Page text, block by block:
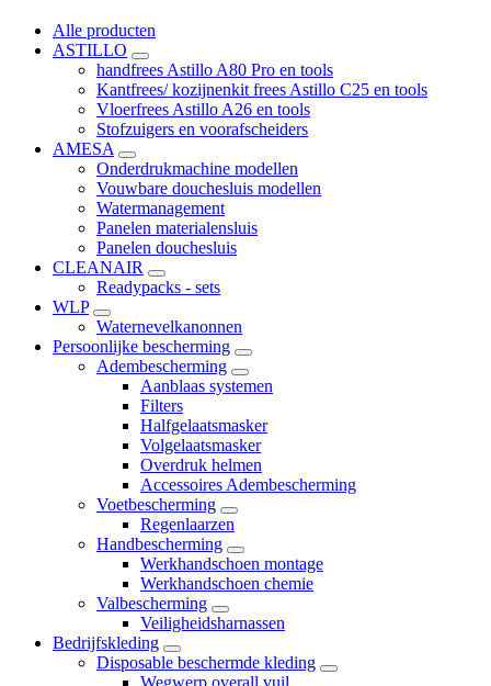
Alle producten
ASTILLO
handfrees Astillo A80 Pro en tools
Kantfrees/ kozijnenkit frees Astillo C25 en tools
Vloerfrees Astillo A26 en tools
Stofzuigers en voorafscheiders
AMESA
Onderdrukmachine modellen
Vouwbare douchesluis modellen
Watermanagement
Panelen materialensluis
Panelen douchesluis
CLEANAIR
Readypacks - sets
WLP
Waternevelkanonnen
Persoonlijke bescherming
Adembescherming
Aanblaas systemen
Filters
Halfgelaatsmasker
Volgelaatsmasker
Overdruk helmen
Accessoires Adembescherming
Voetbescherming
Regenlaarzen
Handbescherming
Werkhandschoen montage
Werkhandschoen chemie
Valbescherming
Veiligheidsharnassen
Bedrijfskleding
Disposable beschermde kleding